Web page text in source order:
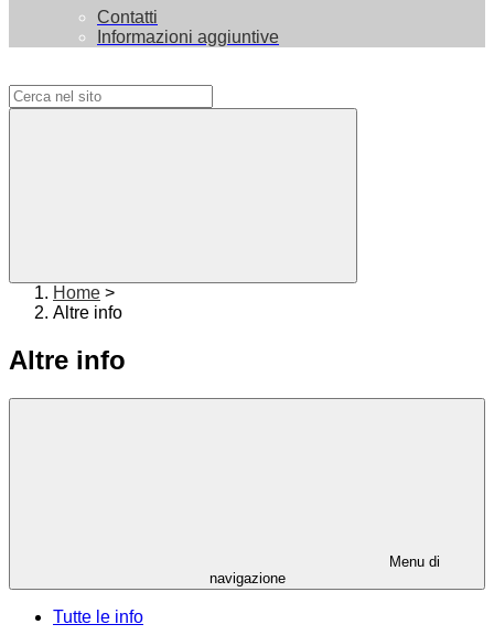
Contatti
Informazioni aggiuntive
Home >
Altre info
Altre info
Menu di
navigazione
Tutte le info